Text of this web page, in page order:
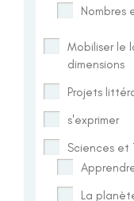
Nombres
Mobiliser le
dimensions
Projets
s'exprimer
Sciences et
La